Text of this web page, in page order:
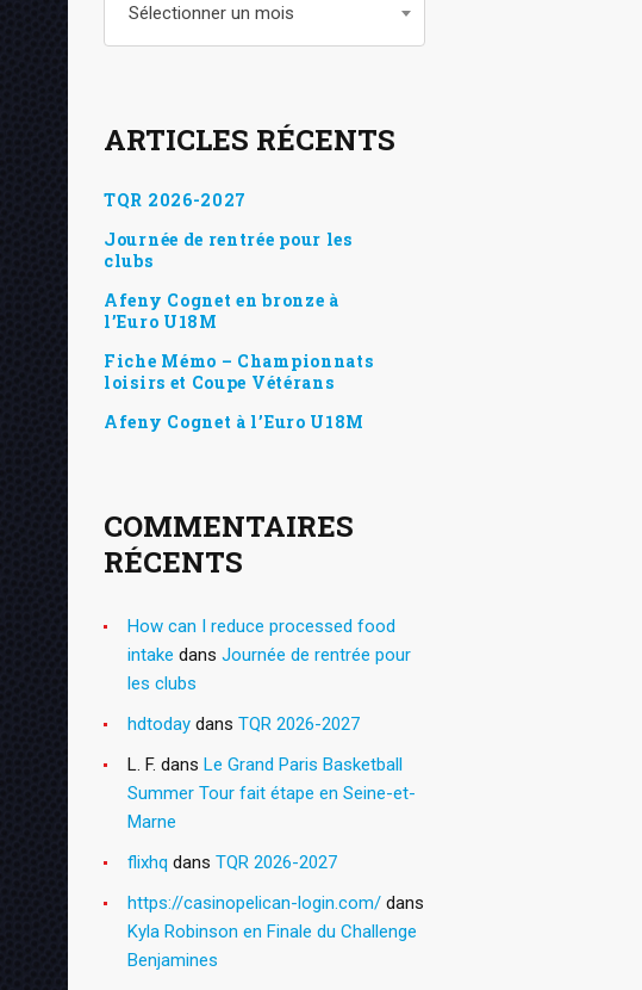
Sélectionner un mois
ARTICLES RÉCENTS
TQR 2026-2027
Journée de rentrée pour les
clubs
Afeny Cognet en bronze à
l’Euro U18M
Fiche Mémo – Championnats
loisirs et Coupe Vétérans
Afeny Cognet à l’Euro U18M
COMMENTAIRES
RÉCENTS
How can I reduce processed food
intake dans Journée de rentrée pour
les clubs
hdtoday dans TQR 2026-2027
L. F. dans Le Grand Paris Basketball
Summer Tour fait étape en Seine-et-
Marne
flixhq dans TQR 2026-2027
https://casinopelican-login.com/ dans
Kyla Robinson en Finale du Challenge
Benjamines